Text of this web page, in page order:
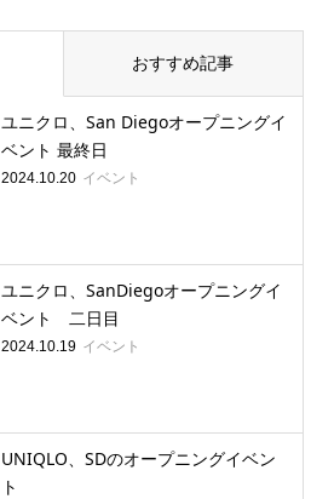
おすすめ記事
ユニクロ、San Diegoオープニングイ
ベント 最終日
2024.10.20 イベント
ユニクロ、SanDiegoオープニングイ
ベント 二日目
2024.10.19 イベント
UNIQLO、SDのオープニングイベン
ト